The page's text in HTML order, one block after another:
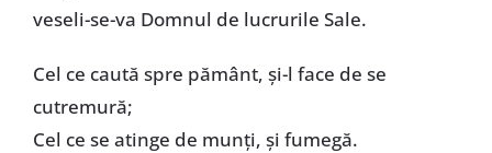
veseli-se-va Domnul de lucrurile Sale.
Cel ce caută spre pământ, și-l face de se
cutremură;
Cel ce se atinge de munți, și fumegă.